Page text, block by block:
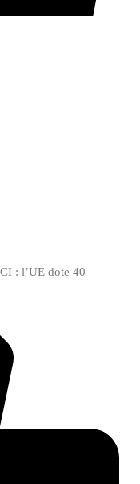
: l’UE dote 40